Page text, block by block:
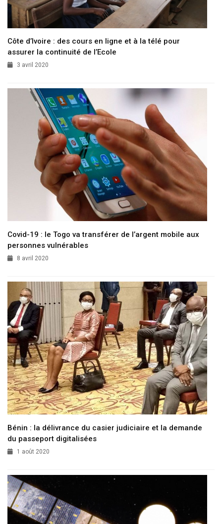
Côte d’Ivoire : des cours en ligne et à la télé pour
assurer la continuité de l’Ecole
3 avril 2020
Covid-19 : le Togo va transférer de l’argent mobile aux
personnes vulnérables
8 avril 2020
Bénin : la délivrance du casier judiciaire et la demande
du passeport digitalisées
1 août 2020